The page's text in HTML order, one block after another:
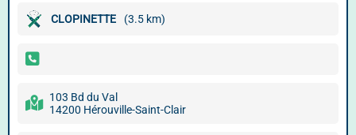
CLOPINETTE (3.5 km)
103 Bd du Val
14200 Hérouville-Saint-Clair